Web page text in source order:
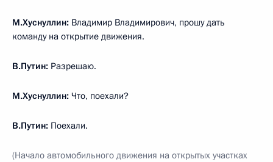
М.Хуснуллин: Владимир Владимирович, прошу дать
команду на открытие движения.
В.Путин: Разрешаю.
М.Хуснуллин: Что, поехали?
В.Путин: Поехали.
(Начало автомобильного движения на открытых участках